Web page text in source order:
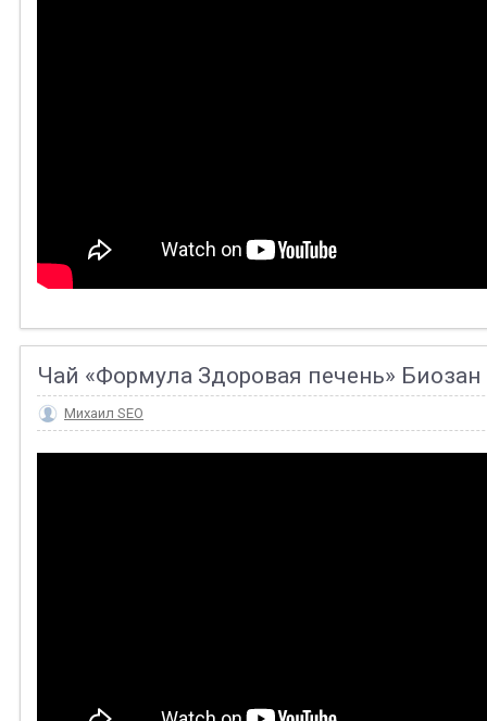
Чай «Формула Здоровая печень» Биозан
Михаил SEO